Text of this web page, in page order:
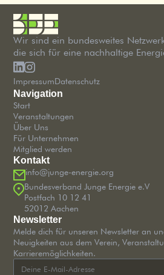
Wir sind ein bundesweites
die sich für eine nachhaltige
ImpressumDatenschutz
Navigation
Start
Veranstaltungen
Über Uns
Für Unternehmen
Mitglied werden
Kontakt
info@junge-energie.org
Bundesverband Junge Energie e.V
Postfach 10 12 41
52012 Aachen
Newsletter
Melde dich für unseren Newsletter an
Neuigkeiten aus dem Verein,
Karrieremöglichkeiten.